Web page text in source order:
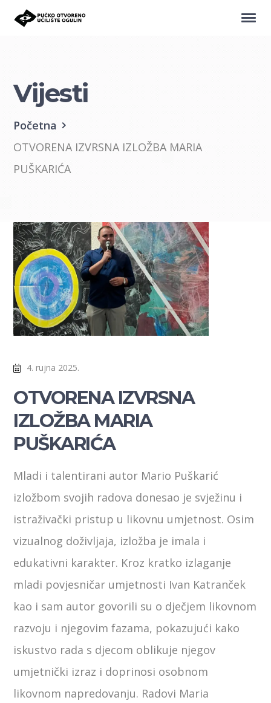
Vijesti
Početna
OTVORENA IZVRSNA IZLOŽBA MARIA
PUŠKARIĆA
4. rujna 2025.
OTVORENA IZVRSNA
IZLOŽBA MARIA
PUŠKARIĆA
Mladi i talentirani autor Mario Puškarić
izložbom svojih radova donesao je svježinu i
istraživački pristup u likovnu umjetnost. Osim
vizualnog doživljaja, izložba je imala i
edukativni karakter. Kroz kratko izlaganje
mladi povjesničar umjetnosti Ivan Katranček
kao i sam autor govorili su o dječjem likovnom
razvoju i njegovim fazama, pokazujući kako
iskustvo rada s djecom oblikuje njegov
umjetnički izraz i doprinosi osobnom
likovnom napredovanju. Radovi Maria